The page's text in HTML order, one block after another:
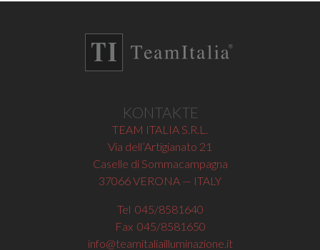
KONTAKTE
TEAM ITALIA S.R.L.
Via dell’Artigianato 21
Caselle di Sommacampagna
37066 VERONA — ITALY
Tel 045/8581640
Fax 045/8581650
info@teamitaliailluminazione.it